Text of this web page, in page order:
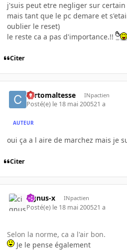
j'suis peut etre negliger sur
mais tant que le pc demare et
oublier le reset)
le reste ca a pas d'importance.!!
Citer
cortomaltesse INpactien
Posté(e) le 18 mai 200521 a
AUTEUR
oui ça a l aire de marchez mais je
Citer
cignus-x INpactien
Posté(e) le 18 mai 200521 a
Selon la norme, ca a l'air bon.
Je le pense également